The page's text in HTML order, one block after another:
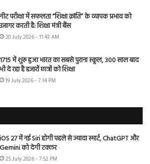
नीट परीक्षा में सफलता “शिक्षा क्रांति” के व्यापक प्रभाव को
उजागर करती है: शिक्षा मंत्री बैंस
20 July 2026 - 11:43 AM
1715 में शुरू हुआ भारत का सबसे पुराना स्कूल, 300 साल बाद
भी दे रहा है हजारों छात्रों को शिक्षा
19 July 2026 - 7:14 PM
iOS 27 में नई Siri होगी पहले से ज्यादा स्मार्ट, ChatGPT और
Gemini को देगी टक्कर
25 July 2026 - 7:52 PM